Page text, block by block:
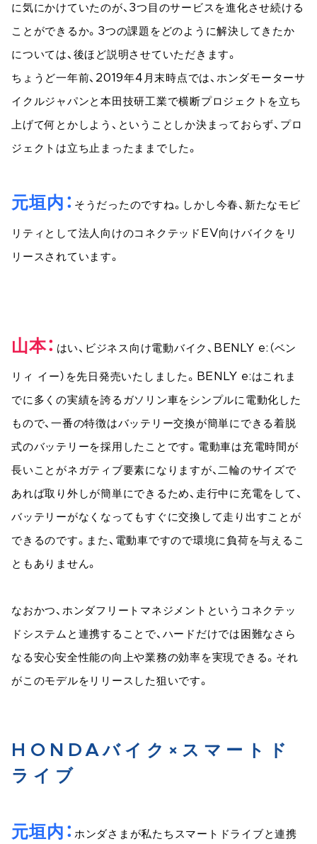
に気にかけていたのが、3つ目のサービスを進化させ続ける
ことができるか。3つの課題をどのように解決してきたか
については、後ほど説明させていただきます。
ちょうど一年前、2019年4月末時点では、ホンダモーターサ
イクルジャパンと本田技研工業で横断プロジェクトを立ち
上げて何とかしよう、ということしか決まっておらず、プロ
ジェクトは立ち止まったままでした。
元垣内 そうだったのですね。しかし今春、新たなモビ
リティとして法人向けのコネクテッドEV向けバイクをリ
リースされています。
山本 はい、ビジネス向け電動バイク、BENLY e:（ベン
リィ イー）を先日発売いたしました。BENLY e:はこれま
でに多くの実績を誇るガソリン車をシンプルに電動化した
もので、一番の特徴はバッテリー交換が簡単にできる着脱
式のバッテリーを採用したことです。電動車は充電時間が
長いことがネガティブ要素になりますが、二輪のサイズで
あれば取り外しが簡単にできるため、走行中に充電をして、
バッテリーがなくなってもすぐに交換して走り出すことが
できるのです。また、電動車ですので環境に負荷を与えるこ
ともありません。
なおかつ、ホンダフリートマネジメントというコネクテッ
ドシステムと連携することで、ハードだけでは困難なさら
なる安心安全性能の向上や業務の効率を実現できる。それ
がこのモデルをリリースした狙いです。
HONDAバイク×スマートド
ライブ
元垣内 ホンダさまが私たちスマートドライブと連携